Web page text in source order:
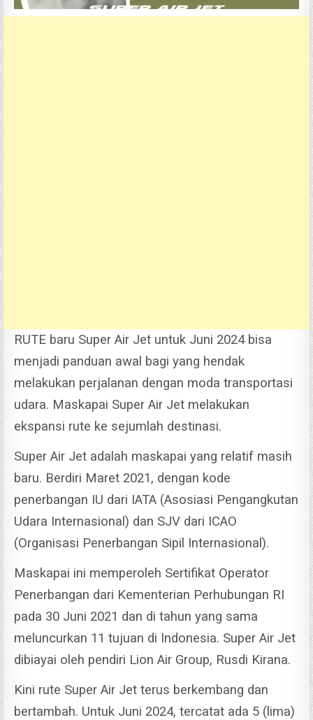
RUTE baru Super Air Jet untuk Juni 2024 bisa
menjadi panduan awal bagi yang hendak
melakukan perjalanan dengan moda transportasi
udara. Maskapai Super Air Jet melakukan
ekspansi rute ke sejumlah destinasi.
Super Air Jet adalah maskapai yang relatif masih
baru. Berdiri Maret 2021, dengan kode
penerbangan IU dari IATA (Asosiasi Pengangkutan
Udara Internasional) dan SJV dari ICAO
(Organisasi Penerbangan Sipil Internasional).
Maskapai ini memperoleh Sertifikat Operator
Penerbangan dari Kementerian Perhubungan RI
pada 30 Juni 2021 dan di tahun yang sama
meluncurkan 11 tujuan di Indonesia. Super Air Jet
dibiayai oleh pendiri Lion Air Group, Rusdi Kirana.
Kini rute Super Air Jet terus berkembang dan
bertambah. Untuk Juni 2024, tercatat ada 5 (lima)